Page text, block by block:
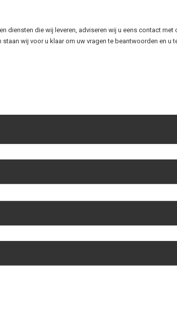
diensten die wij leveren, adviseren wij u eens contact
wij voor u klaar om uw vragen te beantwoorden en